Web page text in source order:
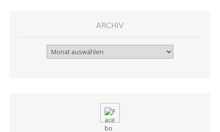
ARCHIV
Archiv